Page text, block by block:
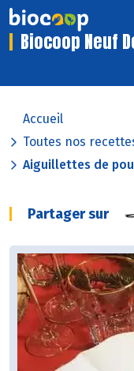
Biocoop Neuf
Accueil
Toutes nos
Aiguillettes de
Partager sur